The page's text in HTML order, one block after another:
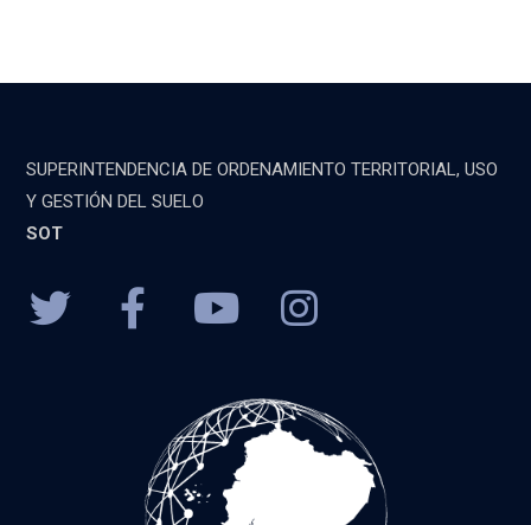
SUPERINTENDENCIA DE ORDENAMIENTO TERRITORIAL, USO
Y GESTIÓN DEL SUELO
SOT